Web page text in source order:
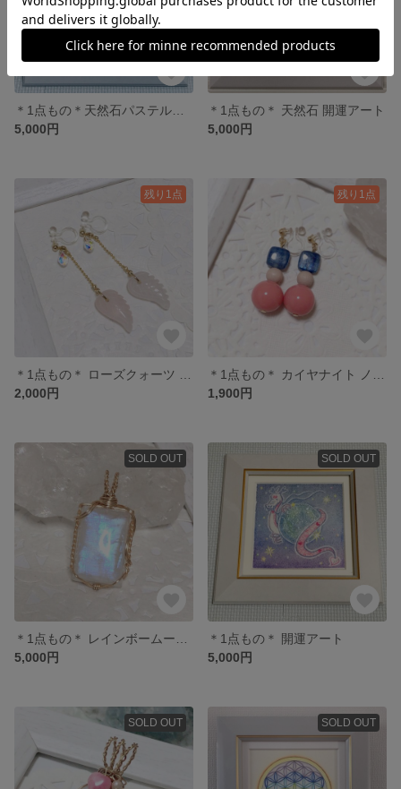
5,000円
＊1点もの＊ 天然石 開運アート
5,000円
残り1点
2,000円
残り1点
1,900円
SOLD OUT
5,000円
SOLD OUT
＊1点もの＊ 開運アート
5,000円
SOLD OUT SOLD OUT